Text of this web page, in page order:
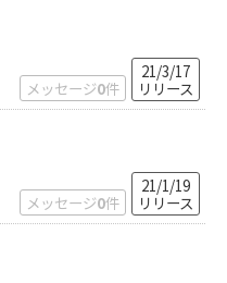
メッセージ0件
21/3/17
リリース
メッセージ0件
21/1/19
リリース